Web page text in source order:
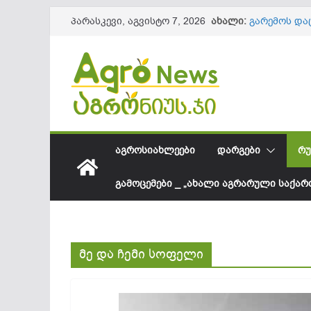
content
პარასკევი, აგვისტო 7, 2026 ახალი: გარემოს
შესყიდვის
სეზონის
61,8
10
მიმდინარე
ქვეყანაში
ᲐᲒᲠᲝᲡᲘᲐᲮᲚᲔᲔᲑᲘ ᲓᲐᲠᲒᲔᲑᲘ
ᲒᲐᲛᲝᲪᲔᲛᲔᲑᲘ _ „ᲐᲮᲐᲚᲘ ᲐᲒᲠᲐᲠᲣᲚᲘ
მე და ჩემი სოფელი